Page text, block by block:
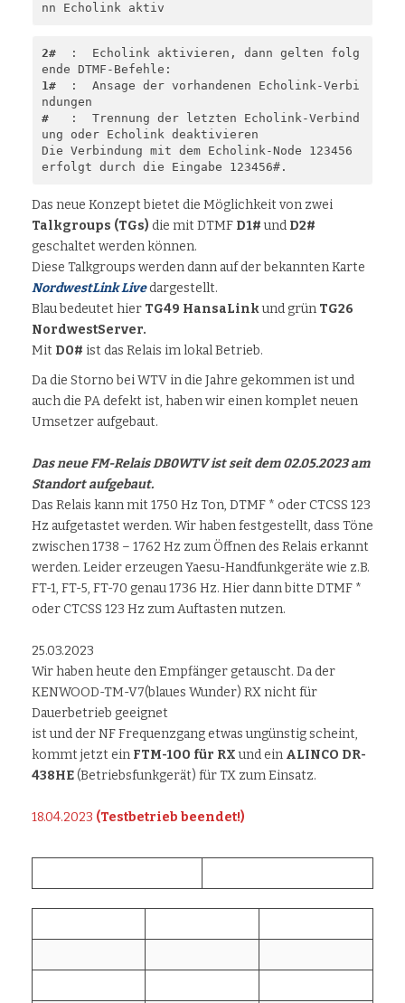
nn Echolink aktiv
2#
  :  Echolink aktivieren, dann gelten folg
1#
  :  Ansage der vorhandenen Echolink-Verbi
#
   :  Trennung der letzten Echolink-Verbind
ung oder Echolink deaktivieren
Die Verbindung mit dem Echolink-Node 123456
erfolgt durch die Eingabe 123456#.
Das neue Konzept bietet die Möglichkeit von zwei
Talkgroups (TGs) die mit DTMF D1#und D2#
geschaltet werden können.
Diese Talkgroups werden dann auf der bekannten Karte
NordwestLink Livedargestellt.
Blau bedeutet hier TG49 HansaLinkund grün TG26
NordwestServer.
Mit D0# ist das Relais im lokal Betrieb.
Da die Storno bei WTV in die Jahre gekommen ist und
auch die PA defekt ist, haben wir einen komplet neuen
Umsetzer aufgebaut.
Das neue FM-Relais DB0WTV ist seit dem 02.05.2023 am
Standort aufgebaut.
Das Relais kann mit 1750 Hz Ton, DTMF * oder CTCSS 123
Hz aufgetastet werden. Wir haben festgestellt, dass Töne
zwischen 1738 – 1762 Hz zum Öffnen des Relais erkannt
werden. Leider erzeugen Yaesu-Handfunkgeräte wie z.B.
FT-1, FT-5, FT-70 genau 1736 Hz. Hier dann bitte DTMF *
oder CTCSS 123 Hz zum Auftasten nutzen.
25.03.2023
Wir haben heute den Empfänger getauscht. Da der
KENWOOD-TM-V7(blaues Wunder) RX nicht für
Dauerbetrieb geeignet
ist und der NF Frequenzgang etwas ungünstig scheint,
kommt jetzt ein FTM-100 für RXund ein ALINCO DR-
438HE(Betriebsfunkgerät) für TX zum Einsatz.
18.04.2023 (Testbetrieb beendet!)